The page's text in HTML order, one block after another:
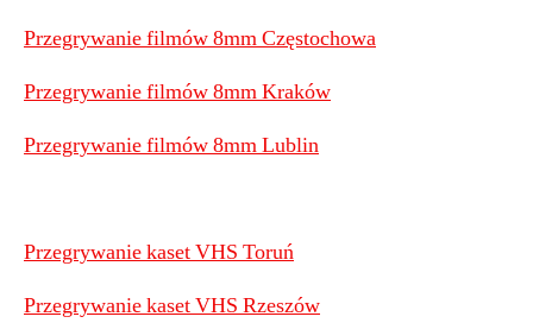
Przegrywanie filmów 8mm Częstochowa
Przegrywanie filmów 8mm Kraków
Przegrywanie filmów 8mm Lublin
Przegrywanie kaset VHS Toruń
Przegrywanie kaset VHS Rzeszów